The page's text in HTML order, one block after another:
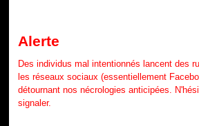
Alerte
Des individus mal intentionnés lancent des
les réseaux sociaux (essentiellement
détournant nos nécrologies anticipées.
signaler.